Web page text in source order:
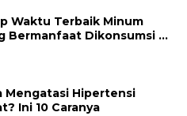
Waktu Terbaik Minum
Bermanfaat Dikonsumsi di
Mengatasi Hipertensi
Ini 10 Caranya